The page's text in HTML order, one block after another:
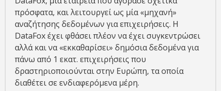
πρόσφατα, και λειτουργεί ως μία «μηχανή»
αναζήτησης δεδομένων για επιχειρήσεις. Η
DataFox έχει φθάσει πλέον να έχει συγκεντρώσει
αλλά και να «εκκαθαρίσει» δημόσια δεδομένα για
πάνω από 1 εκατ. επιχειρήσεις που
δραστηριοποιούνται στην Ευρώπη, τα οποία
διαθέτει σε ενδιαφερόμενα μέρη.